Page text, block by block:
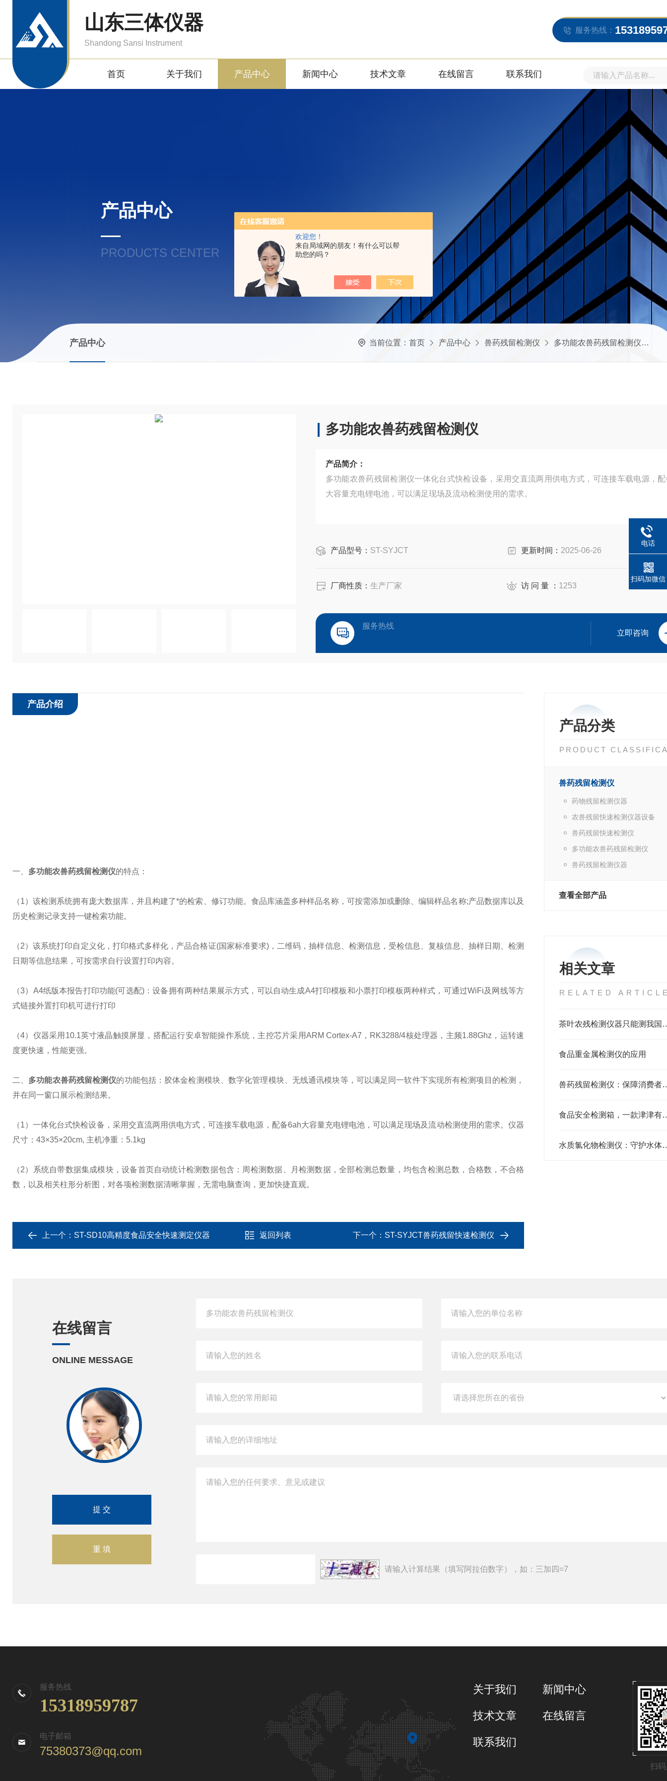
欢迎您！
来自局域网的朋友！有什么可以帮
助您的吗？
山东三体仪器
Shandong Sansi Instrument
服务热线：
首页 关于我们 产品中心 新闻中心 技术文章 在线留言 联系我们
产品中心
PRODUCTS CENTER
产品中心 当前位置： 首页 产品中心 兽药残留检测仪 多功能农兽药残留检测仪
多功能农兽药残留检测仪
产品简介：
多功能农兽药残留检测仪一体化台式快检设备，采用交直流两用供电方式，可连接车载电源，
大容量充电锂电池，可以满足现场及流动检测使用的需求。
产品型号： ST-SYJCT 更新时间： 2025-06-26
厂商性质： 生产厂家 访 问 量 ： 1253
服务热线
立即咨询
产品分类
PRODUCT
兽药残留检测仪
药物残留检测仪器
农兽残留快速检测仪器设备
兽药残留快速检测仪
多功能农兽药残留检测仪
兽药残留检测仪器
查看全部产品
相关文章
RELATED
茶叶农残检测
食品重金属检测仪的应用
兽药残留检
食品安全检测箱，一
水质氯化物检测
产品介绍
一、 多功能农兽药残留检测仪的特点：
（1）该检测系统拥有庞大数据库，并且构建了*的检索、修订功能。食品库涵盖多种样品名称，可按需添加或删除、编辑样品名称;产品数据库以及
历史检测记录支持一键检索功能。
（2）该系统打印自定义化，打印格式多样化，产品合格证(国家标准要求)，二维码，抽样信息、检测信息，受检信息、复核信息、抽样日期、检测
日期等信息结果，可按需求自行设置打印内容。
（3）A4纸版本报告打印功能(可选配)：设备拥有两种结果展示方式，可以自动生成A4打印模板和小票打印模板两种样式，可通过WiFi及网线等方
式链接外置打印机可进行打印
（4）仪器采用10.1英寸液晶触摸屏显，搭配运行安卓智能操作系统，主控芯片采用ARM Cortex-A7，RK3288/4核处理器，主频1.88Ghz，运转速
度更快速，性能更强。
二、 多功能农兽药残留检测仪的功能包括：胶体金检测模块、数字化管理模块、无线通讯模块等，可以满足同一软件下实现所有检测项目的检测，
并在同一窗口展示检测结果。
（1）一体化台式快检设备，采用交直流两用供电方式，可连接车载电源，配备6ah大容量充电锂电池，可以满足现场及流动检测使用的需求。仪器
尺寸：43×35×20cm, 主机净重：5.1kg
（2）系统自带数据集成模块，设备首页自动统计检测数据包含：周检测数据、月检测数据，全部检测总数量，均包含检测总数，合格数，不合格
数，以及相关柱形分析图，对各项检测数据清晰掌握，无需电脑查询，更加快捷直观。
上一个： ST-SD10高精度食品安全快速测定仪器 返回列表 下一个： ST-SYJCT兽药残留快速检测仪
在线留言
ONLINE MESSAGE
请输入计算结果（填写阿拉伯数字），如：三加四=7
服务热线
15318959787
电子邮箱
75380373@qq.com
扫
关于我们 新闻中心
技术文章 在线留言
联系我们
电话
扫码加微信